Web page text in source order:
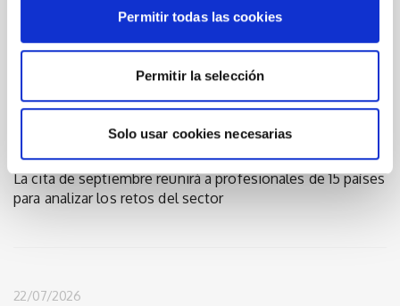
Permitir todas las cookies
Permitir la selección
Solo usar cookies necesarias
IGNITE abre las inscripciones y desvela un avance
de su programa
La cita de septiembre reunirá a profesionales de 15 países
para analizar los retos del sector
22/07/2026